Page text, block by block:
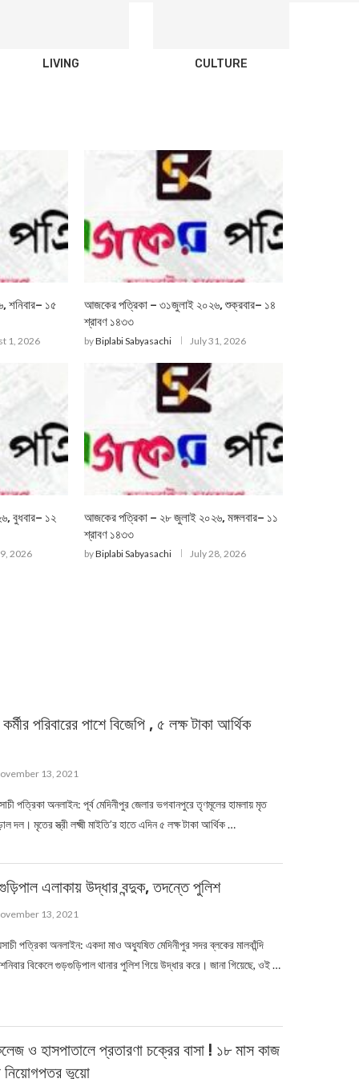
LIVING CULTURE
শনিবার– ১৫
1, 2026
আজকের পত্রিকা – ৩১জুলাই ২০২৬, শুক্রবার– ১৪
শ্রাবণ ১৪৩৩
byBiplabi Sabyasachi July 31, 2026
বুধবার– ১২
2026
আজকের পত্রিকা – ২৮ জুলাই ২০২৬, মঙ্গলবার– ১১
শ্রাবণ ১৪৩৩
byBiplabi Sabyasachi July 28, 2026
পরিবারের পাশে বিজেপি , ৫ লক্ষ টাকা আর্থিক
13, 2021
পত্রিকা অনলাইন: পূর্ব মেদিনীপুর জেলার ভগবানপুরে তৃণমূলের হামলায় মৃত
দল। মৃতের স্ত্রী লক্ষ্মী মাইতি’র হাতে এদিন ৫ লক্ষ টাকা আর্থিক …
এলাকায় উদ্ধার বন্দুক, তদন্তে পুলিশ
13, 2021
পত্রিকা অনলাইন: একদা মাও অধ্যুষিত মেদিনীপুর সদর ব্লকের মালবাঁন্দি
বিকেলে গুড়গুড়িপাল থানার পুলিশ গিয়ে উদ্ধার করে। জানা গিয়েছে, ওই …
ও হাসপাতালে প্রতারণা চক্রের বাসা ! ১৮ মাস কাজ
নিয়োগপত্র ভুয়ো